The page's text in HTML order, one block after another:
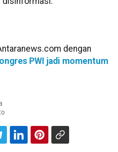
dengan
PWI jadi momentum